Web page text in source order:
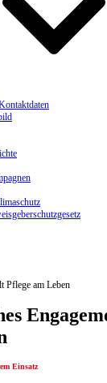
Pflege am Leben
Einsatz